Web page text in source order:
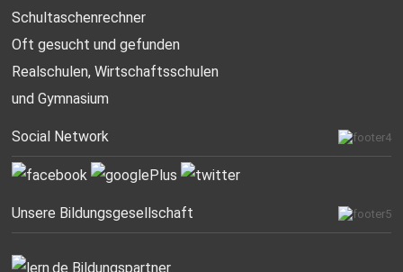
Schultaschenrechner
Oft gesucht und gefunden
Realschulen,Wirtschaftsschulen
und Gymnasium
Social Network
Unsere Bildungsgesellschaft